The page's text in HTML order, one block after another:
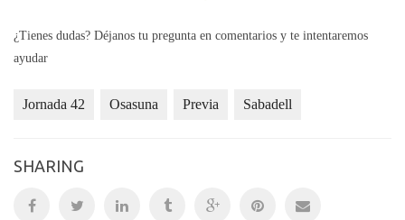
¿Tienes dudas? Déjanos tu pregunta en comentarios y te intentaremos
ayudar
Jornada 42 Osasuna Previa Sabadell
SHARING